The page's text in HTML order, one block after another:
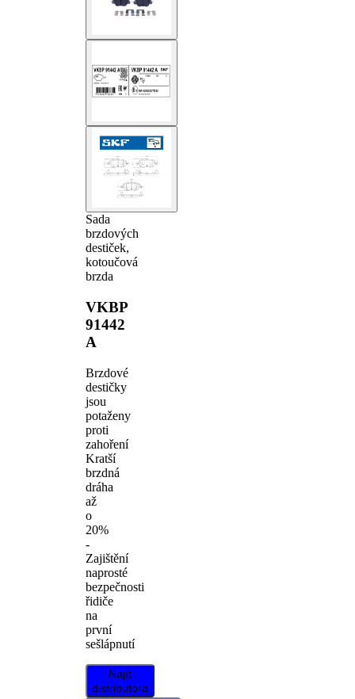
Sada
brzdových
destiček,
kotoučová
brzda
VKBP
91442
A
Brzdové
destičky
jsou
potaženy
proti
zahoření
Kratší
brzdná
dráha
až
o
20%
-
Zajištění
naprosté
bezpečnosti
řidiče
na
první
sešlápnutí
Najít
distributora